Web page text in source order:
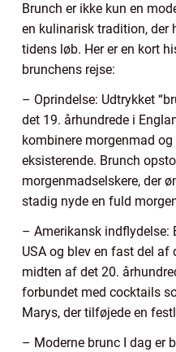
Brunch er ikke kun en
en kulinarisk tradition, der
tidens løb. Her er en kort
brunchens rejse:
– Oprindelse: Udtrykket
det 19. århundrede i
kombinere morgenmad
eksisterende. Brunch
morgenmadselskere, der
stadig nyde en fuld
– Amerikansk indflydelse:
USA og blev en fast del af
midten af det 20.
forbundet med cocktails
Marys, der tilføjede en
– Moderne brunc I dag er